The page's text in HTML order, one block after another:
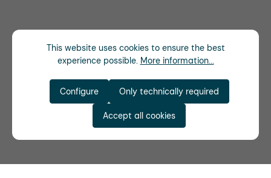
This website uses cookies to ensure the best
experience possible. More information...
Only technically required
Configure
Accept all cookies